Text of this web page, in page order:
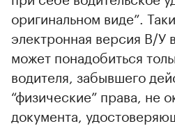
оригинальном виде”.
электронная версия В/У
может понадобиться
водителя, забывшего
“физические” права, не
документа,